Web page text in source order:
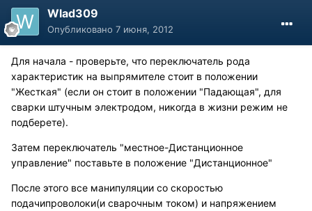
Wlad309
Опубликовано 7 июня, 2012
Для начала - проверьте, что переключатель рода
характеристик на выпрямителе стоит в положении
"Жесткая" (если он стоит в положении "Падающая", для
сварки штучным электродом, никогда в жизни режим не
подберете).
Затем переключатель "местное-Дистанционное
управление" поставьте в положение "Дистанционное"
После этого все манипуляции со скоростью
подачипроволоки(и сварочным током) и напряжением